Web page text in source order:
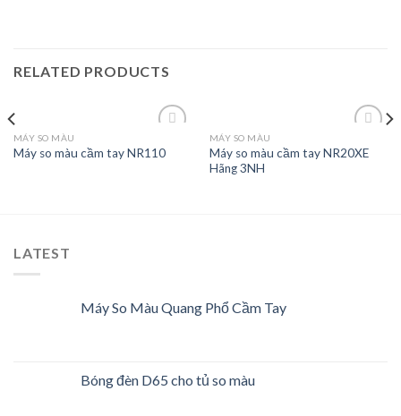
RELATED PRODUCTS
MÁY SO MÀU
Máy so màu cầm tay NR110
MÁY SO MÀU
Máy so màu cầm tay NR20XE
Hãng 3NH
LATEST
Máy So Màu Quang Phổ Cầm Tay
Bóng đèn D65 cho tủ so màu